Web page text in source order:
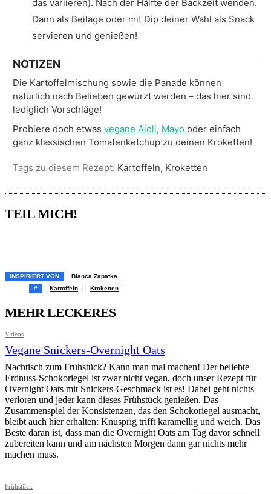
das variieren). Nach der Hälfte der Backzeit wenden.
Dann als Beilage oder mit Dip deiner Wahl als Snack
servieren und genießen!
NOTIZEN
Die Kartoffelmischung sowie die Panade können
natürlich nach Belieben gewürzt werden – das hier sind
lediglich Vorschläge!
Probiere doch etwas vegane Aioli, Mayo oder einfach
ganz klassischen Tomatenketchup zu deinen Kroketten!
Tags zu diesem Rezept: Kartoffeln, Kroketten
TEIL MICH!
INSPIRIERT VON
Bianca Zapatka
#
Kartoffeln Kroketten
MEHR LECKERES
Videos
Vegane Snickers-Overnight Oats
Nachtisch zum Frühstück? Kann man mal machen! Der beliebte
Erdnuss-Schokoriegel ist zwar nicht vegan, doch unser Rezept für
Overnight Oats mit Snickers-Geschmack ist es! Dabei geht nichts
verloren und jeder kann dieses Frühstück genießen. Das
Zusammenspiel der Konsistenzen, das den Schokoriegel ausmacht,
bleibt auch hier erhalten: Knusprig trifft karamellig und weich. Das
Beste daran ist, dass man die Overnight Oats am Tag davor schnell
zubereiten kann und am nächsten Morgen dann gar nichts mehr
machen muss.
Frühstück